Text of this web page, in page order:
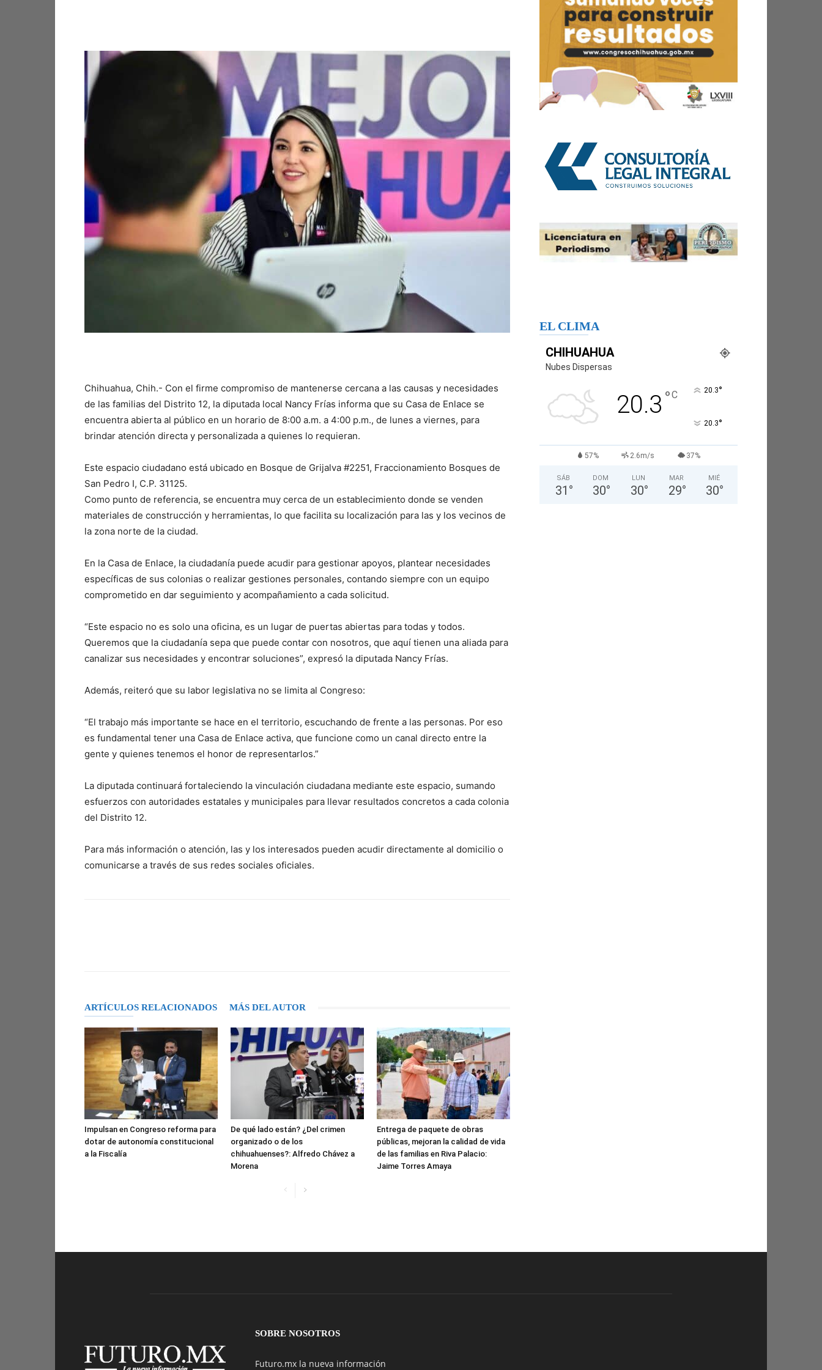
Chihuahua, Chih.- Con el firme compromiso de mantenerse cercana a las causas y necesidades
de las familias del Distrito 12, la diputada local Nancy Frías informa que su Casa de Enlace se
encuentra abierta al público en un horario de 8:00 a.m. a 4:00 p.m., de lunes a viernes, para
brindar atención directa y personalizada a quienes lo requieran.
Este espacio ciudadano está ubicado en Bosque de Grijalva #2251, Fraccionamiento Bosques de
San Pedro I, C.P. 31125.
Como punto de referencia, se encuentra muy cerca de un establecimiento donde se venden
materiales de construcción y herramientas, lo que facilita su localización para las y los vecinos de
la zona norte de la ciudad.
En la Casa de Enlace, la ciudadanía puede acudir para gestionar apoyos, plantear necesidades
específicas de sus colonias o realizar gestiones personales, contando siempre con un equipo
comprometido en dar seguimiento y acompañamiento a cada solicitud.
“Este espacio no es solo una oficina, es un lugar de puertas abiertas para todas y todos.
Queremos que la ciudadanía sepa que puede contar con nosotros, que aquí tienen una aliada para
canalizar sus necesidades y encontrar soluciones”, expresó la diputada Nancy Frías.
Además, reiteró que su labor legislativa no se limita al Congreso:
“El trabajo más importante se hace en el territorio, escuchando de frente a las personas. Por eso
es fundamental tener una Casa de Enlace activa, que funcione como un canal directo entre la
gente y quienes tenemos el honor de representarlos.”
La diputada continuará fortaleciendo la vinculación ciudadana mediante este espacio, sumando
esfuerzos con autoridades estatales y municipales para llevar resultados concretos a cada colonia
del Distrito 12.
Para más información o atención, las y los interesados pueden acudir directamente al domicilio o
comunicarse a través de sus redes sociales oficiales.
ARTÍCULOS RELACIONADOS MÁS DEL AUTOR
Impulsan en Congreso reforma para
dotar de autonomía constitucional
a la Fiscalía
De qué lado están? ¿Del crimen
organizado o de los
chihuahuenses?: Alfredo Chávez a
Morena
Entrega de paquete de obras
públicas, mejoran la calidad de vida
de las familias en Riva Palacio:
Jaime Torres Amaya
EL CLIMA
CHIHUAHUA
Nubes Dispersas
20.3 °C 20.3°
20.3°
57% 2.6m/s 37%
SÁB
31 °
DOM
30°
LUN
30°
MAR
29°
MIÉ
30°
SOBRE NOSOTROS
Futuro.mx la nueva información